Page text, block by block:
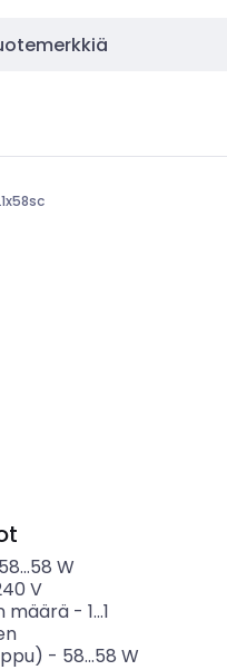
58...58 W
V
määrä- 1...1
- 58...58 W